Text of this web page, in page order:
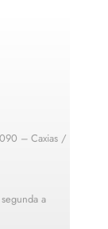
– Caxias /
a